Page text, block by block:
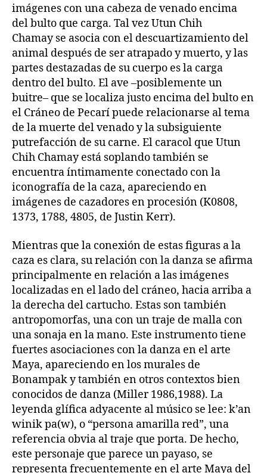
imágenes con una cabeza de venado encima
del bulto que carga. Tal vez Utun Chih
Chamay se asocia con el descuartizamiento del
animal después de ser atrapado y muerto, y las
partes destazadas de su cuerpo es la carga
dentro del bulto. El ave –posiblemente un
buitre– que se localiza justo encima del bulto en
el Cráneo de Pecarí puede relacionarse al tema
de la muerte del venado y la subsiguiente
putrefacción de su carne. El caracol que Utun
Chih Chamay está soplando también se
encuentra íntimamente conectado con la
iconografía de la caza, apareciendo en
imágenes de cazadores en procesión (K0808,
1373, 1788, 4805, de Justin Kerr).
Mientras que la conexión de estas figuras a la
caza es clara, su relación con la danza se afirma
principalmente en relación a las imágenes
localizadas en el lado del cráneo, hacia arriba a
la derecha del cartucho. Estas son también
antropomorfas, una con un traje de malla con
una sonaja en la mano. Este instrumento tiene
fuertes asociaciones con la danza en el arte
Maya, apareciendo en los murales de
Bonampak y también en otros contextos bien
conocidos de danza (Miller 1986,1988). La
leyenda glífica adyacente al músico se lee: k’an
winik pa(w), o “persona amarilla red”, una
referencia obvia al traje que porta. De hecho,
este personaje que parece un payaso, se
representa frecuentemente en el arte Maya del